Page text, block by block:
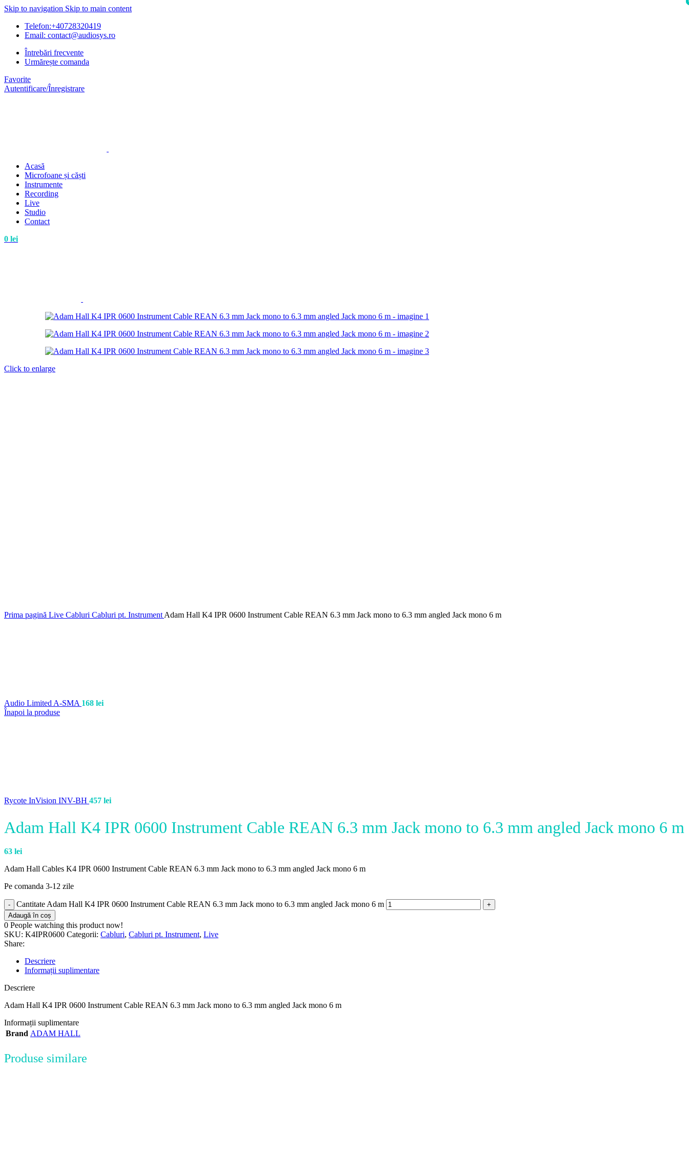
Skip to navigation Skip to main content
Telefon:+40728320419
Email: contact@audiosys.ro
Întrebări frecvente
Urmărește comanda
Favorite
Autentificare/Înregistrare
Acasă
Microfoane și căști
Instrumente
Recording
Live
Studio
Contact
0 lei
Click to enlarge
Prima pagină Live Cabluri Cabluri pt. Instrument Adam Hall K4 IPR 0600 Instrument Cable REAN 6.3 mm Jack mono to 6.3 mm angled Jack mono 6 m
Audio Limited A-SMA 168 lei
Înapoi la produse
Rycote InVision INV-BH 457 lei
Adam Hall K4 IPR 0600 Instrument Cable REAN 6.3 mm Jack mono to 6.3 mm angled Jack mono 6 m
63 lei
Adam Hall Cables K4 IPR 0600 Instrument Cable REAN 6.3 mm Jack mono to 6.3 mm angled Jack mono 6 m
Pe comanda 3-12 zile
Cantitate Adam Hall K4 IPR 0600 Instrument Cable REAN 6.3 mm Jack mono to 6.3 mm angled Jack mono 6 m
Adaugă în coș
0 People watching this product now!
SKU: K4IPR0600 Categorii: Cabluri, Cabluri pt. Instrument, Live
Share:
Descriere
Informații suplimentare
Descriere
Adam Hall K4 IPR 0600 Instrument Cable REAN 6.3 mm Jack mono to 6.3 mm angled Jack mono 6 m
Informații suplimentare
Brand ADAM HALL
Produse similare